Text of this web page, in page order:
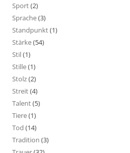
Sport(2)
Sprache(3)
Standpunkt(1)
Stärke(54)
Stil(1)
Stille(1)
Stolz(2)
Streit(4)
Talent(5)
Tiere(1)
Tod (14)
Tradition (3)